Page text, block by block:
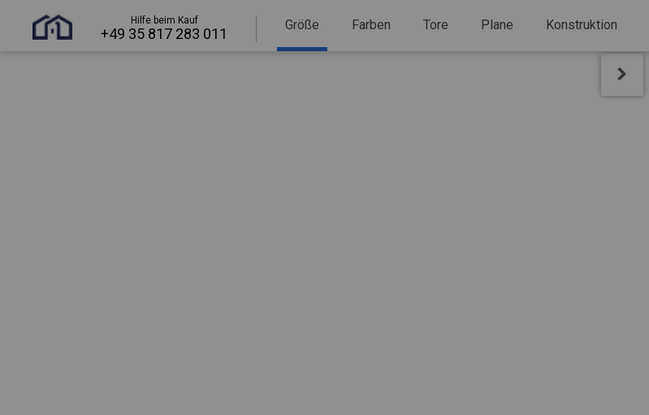
Hilfe beim Kauf
+49 35 817 283 011
Größe Farben Tore Plane Konstruktion